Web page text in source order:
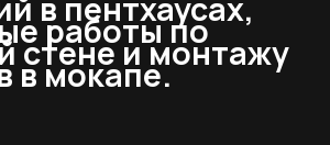
в пентхаусах,
работы по
стене и монтажу
в мокапе.